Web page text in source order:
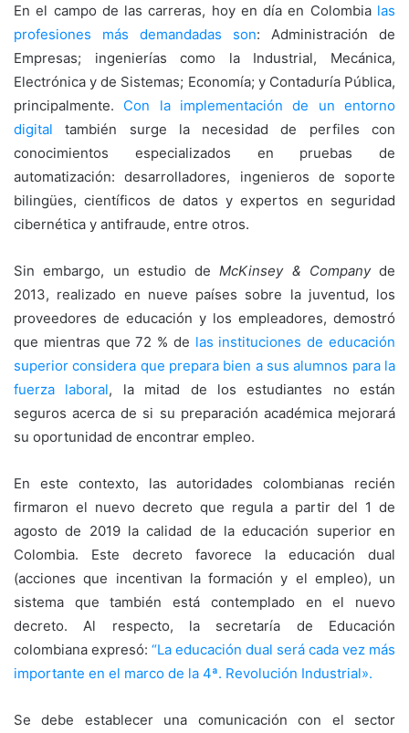
En el campo de las carreras, hoy en día en Colombia las
profesiones más demandadas son: Administración de
Empresas; ingenierías como la Industrial, Mecánica,
Electrónica y de Sistemas; Economía; y Contaduría Pública,
principalmente. Con la implementación de un entorno
digital también surge la necesidad de perfiles con
conocimientos especializados en pruebas de
automatización: desarrolladores, ingenieros de soporte
bilingües, científicos de datos y expertos en seguridad
cibernética y antifraude, entre otros.
Sin embargo, un estudio deMcKinsey & Companyde
2013, realizado en nueve países sobre la juventud, los
proveedores de educación y los empleadores, demostró
que mientras que 72 % de las instituciones de educación
superior considera que prepara bien a sus alumnos para la
fuerza laboral, la mitad de los estudiantes no están
seguros acerca de si su preparación académica mejorará
su oportunidad de encontrar empleo.
En este contexto, las autoridades colombianas recién
firmaron el nuevo decreto que regula a partir del 1 de
agosto de 2019 la calidad de la educación superior en
Colombia. Este decreto favorece la educación dual
(acciones que incentivan la formación y el empleo), un
sistema que también está contemplado en el nuevo
decreto. Al respecto, la secretaría de Educación
colombiana expresó: “La educación dual será cada vez más
importante en el marco de la 4ª. Revolución Industrial».
Se debe establecer una comunicación con el sector